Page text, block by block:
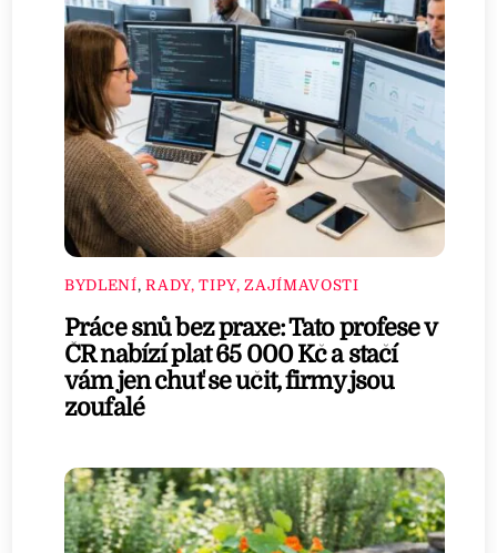
BYDLENÍ,RADY, TIPY, ZAJÍMAVOSTI
Práce snů bez praxe: Tato profese v
ČR nabízí plat 65 000 Kč a stačí
vám jen chuť se učit, firmy jsou
zoufalé